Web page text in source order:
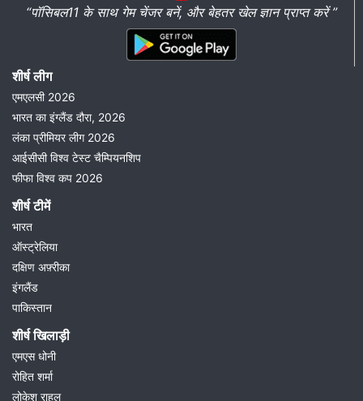
“पॉसिबल11 के साथ गेम चेंजर बनें, और बेहतर खेल ज्ञान प्राप्त करें ”
शीर्ष लीग
एमएलसी 2026
भारत का इंग्लैंड दौरा, 2026
लंका प्रीमियर लीग 2026
आईसीसी विश्व टेस्ट चैम्पियनशिप
फीफा विश्व कप 2026
शीर्ष टीमें
भारत
ऑस्ट्रेलिया
दक्षिण अफ़्रीका
इंगलैंड
पाकिस्तान
शीर्ष खिलाड़ी
एमएस धोनी
रोहित शर्मा
लोकेश राहुल